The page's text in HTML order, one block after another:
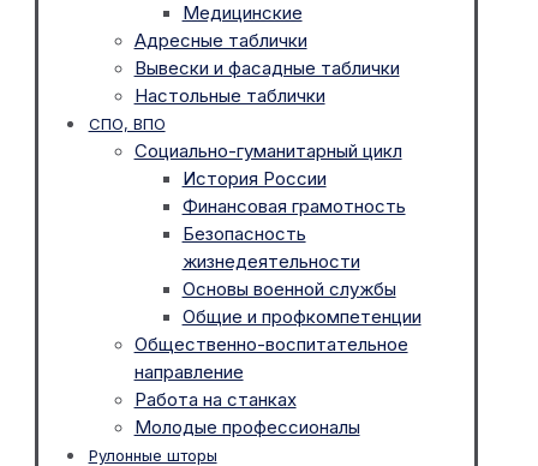
Медицинские
Адресные таблички
Вывески и фасадные таблички
Настольные таблички
СПО, ВПО
Социально-гуманитарный цикл
История России
Финансовая грамотность
Безопасность
жизнедеятельности
Основы военной службы
Общие и профкомпетенции
Общественно-воспитательное
направление
Работа на станках
Молодые профессионалы
Рулонные шторы